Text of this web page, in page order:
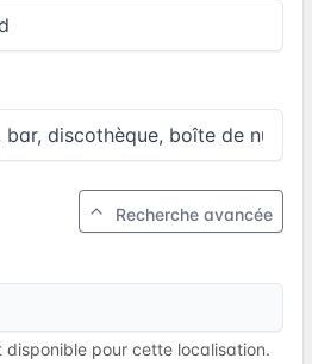
Recherche avancée
disponible pour cette localisation.